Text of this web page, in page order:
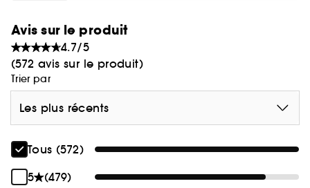
Barrière protectrice : Il permet aussi à votre votre
rouge à lèvres de ne pas filler dans les ridules.
Maximisateur d'intensité : Vous pouvez appliquer
l'Artist Color Pencil Extrême comme base, il
intensifiera la couleur de notre rouge à lèvres
Rouge Artist For Ever.
Avis sur le produit
4.7/5
(572 avis sur le produit)
Trier par
Les plus récents
Tous (572)
5
(479)